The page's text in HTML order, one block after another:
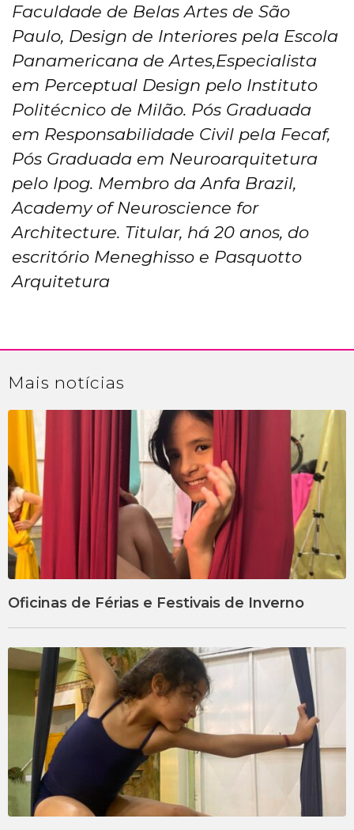
Faculdade de Belas Artes de São
Paulo, Design de Interiores pela Escola
Panamericana de Artes,Especialista
em Perceptual Design pelo Instituto
Politécnico de Milão. Pós Graduada
em Responsabilidade Civil pela Fecaf,
Pós Graduada em Neuroarquitetura
pelo Ipog. Membro da Anfa Brazil,
Academy of Neuroscience for
Architecture. Titular, há 20 anos, do
escritório Meneghisso e Pasquotto
Arquitetura
Mais notícias
Oficinas de Férias e Festivais de Inverno